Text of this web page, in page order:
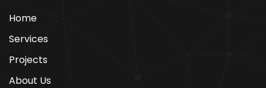
Home
Services
Projects
About Us